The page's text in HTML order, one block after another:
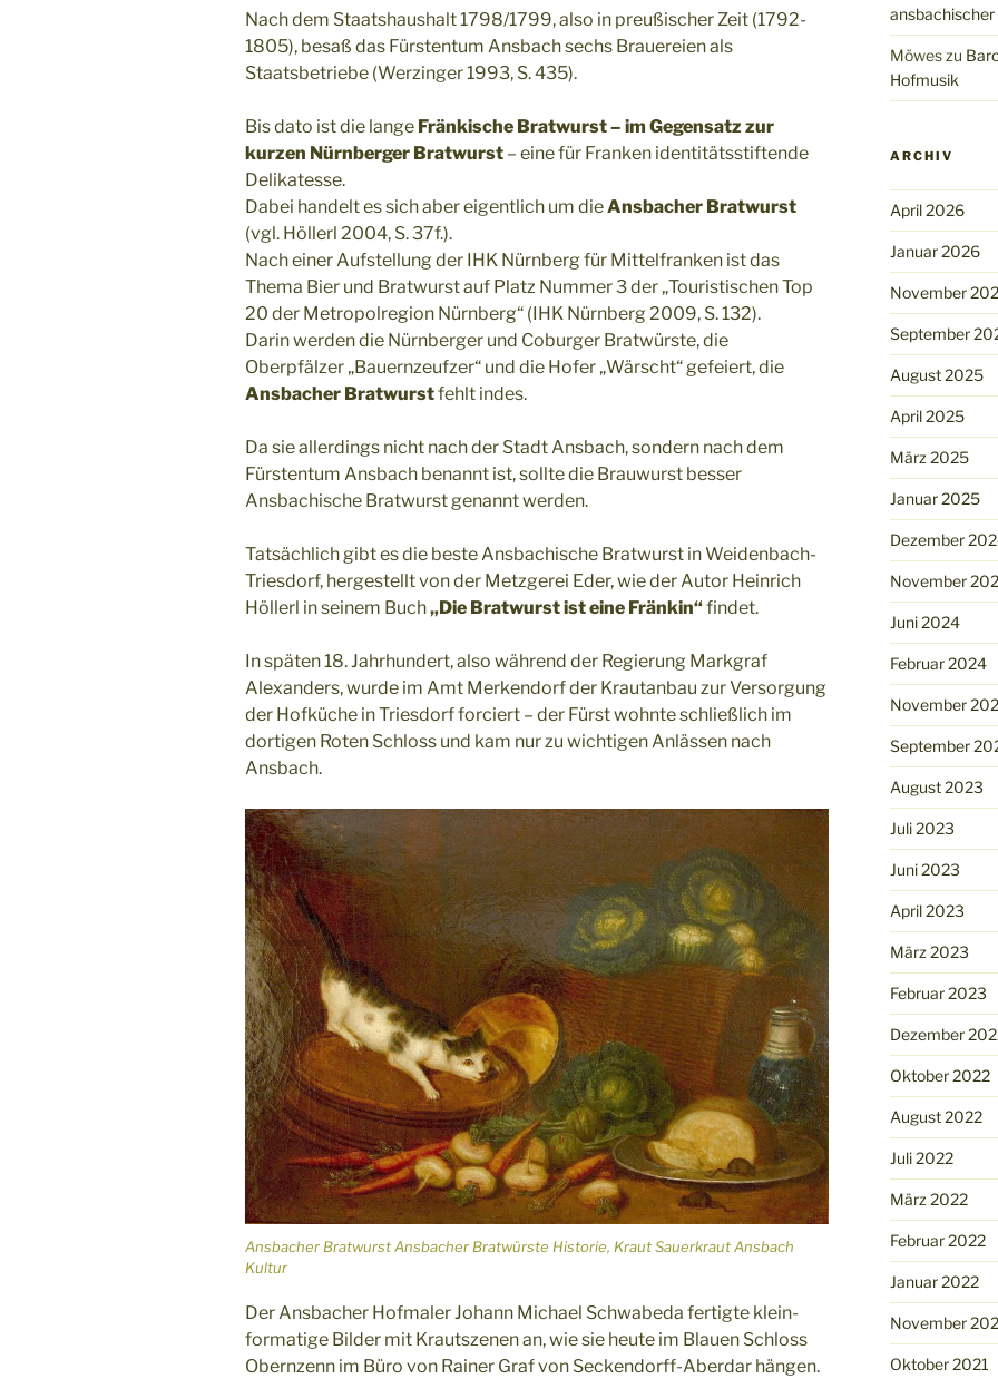
Nach dem Staatshaushalt 1798/1799, also in preußischer Zeit (1792-
1805), besaß das Fürstentum Ansbach sechs Brauereien als
Staatsbetriebe (Werzinger 1993, S. 435).
Bis dato ist die lange Fränkische Bratwurst – im Gegensatz zur
kurzen Nürnberger Bratwurst – eine für Franken identitätsstiftende
Delikatesse.
Dabei handelt es sich aber eigentlich um dieAnsbacher Bratwurst
(vgl. Höllerl 2004, S. 37f.).
Nach einer Aufstellung der IHK Nürnberg für Mittelfranken ist das
Thema Bier und Bratwurst auf Platz Nummer 3 der „Touristischen Top
20 der Metropolregion Nürnberg“ (IHK Nürnberg 2009, S. 132).
Darin werden die Nürnberger und Coburger Bratwürste, die
Oberpfälzer „Bauernzeufzer“ und die Hofer „Wärscht“ gefeiert, die
Ansbacher Bratwurstfehlt indes.
Da sie allerdings nicht nach der Stadt Ansbach, sondern nach dem
Fürstentum Ansbach benannt ist, sollte die Brauwurst besser
Ansbachische Bratwurst genannt werden.
Tatsächlich gibt es die beste Ansbachische Bratwurst in Weidenbach-
Triesdorf, hergestellt von der Metzgerei Eder, wie der Autor Heinrich
Höllerl in seinem Buch„Die Bratwurst ist eine Fränkin“findet.
In späten 18. Jahrhundert, also während der Regierung Markgraf
Alexanders, wurde im Amt Merkendorf der Krautanbau zur Versorgung
der Hofküche in Triesdorf forciert – der Fürst wohnte schließlich im
dortigen Roten Schloss und kam nur zu wichtigen Anlässen nach
Ansbach.
Ansbacher Bratwurst Ansbacher Bratwürste Historie, Kraut Sauerkraut Ansbach
Kultur
Der Ansbacher Hofmaler Johann Michael Schwabeda fertigte klein-
formatige Bilder mit Krautszenen an, wie sie heute im Blauen Schloss
Obernzenn im Büro von Rainer Graf von Seckendorff-Aberdar hängen.
Möweszu
Hofmusik
ARCHIV
April 2026
Januar 2026
November
September
August 2025
April 2025
März 2025
Januar 2025
Dezember
November
Juni 2024
Februar 2024
November
September
August 2023
Juli 2023
Juni 2023
April 2023
März 2023
Februar 2023
Dezember
Oktober 2022
August 2022
Juli 2022
März 2022
Februar 2022
Januar 2022
November
Oktober 2021